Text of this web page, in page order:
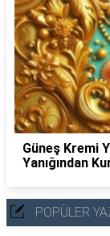
Güneş Kremi
Yanığından
POPÜLER